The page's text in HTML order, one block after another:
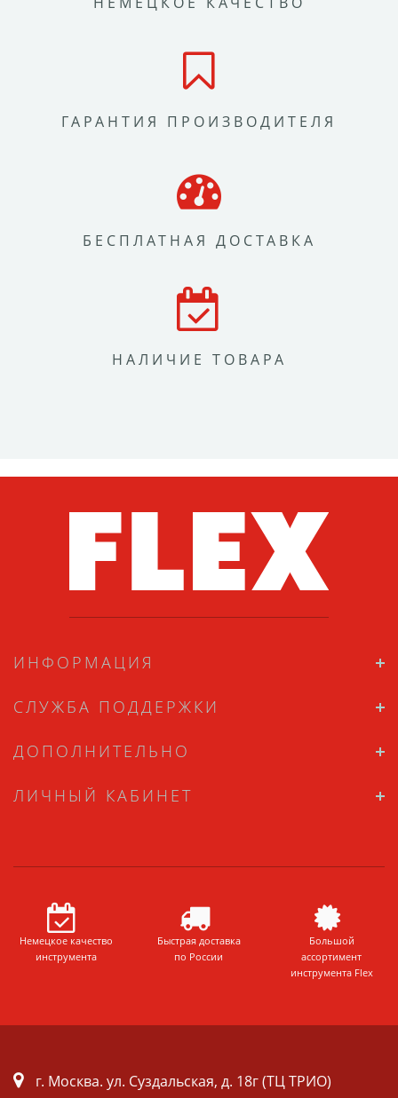
ГАРАНТИЯ ПРОИЗВОДИТЕЛЯ
БЕСПЛАТНАЯ ДОСТАВКА
НАЛИЧИЕ ТОВАРА
ИНФОРМАЦИЯ
СЛУЖБА ПОДДЕРЖКИ
ДОПОЛНИТЕЛЬНО
ЛИЧНЫЙ КАБИНЕТ
Немецкое качество
инструмента
Быстрая доставка
по России
Большой
ассортимент
инструмента Flex
г. Москва. ул. Суздальская, д. 18г (ТЦ ТРИО)